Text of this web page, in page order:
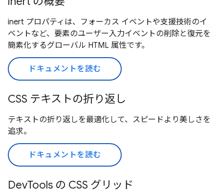
inert プロパティは、フォーカス イベントや支援技術のイ
ベントなど、要素のユーザー入力イベントの削除と復元を
簡素化するグローバル HTML 属性です。
ドキュメントを読む
CSS テキストの折り返し
テキストの折り返しを最適化して、スピードより美しさを
追求。
ドキュメントを読む
DevTools の CSS グリッド